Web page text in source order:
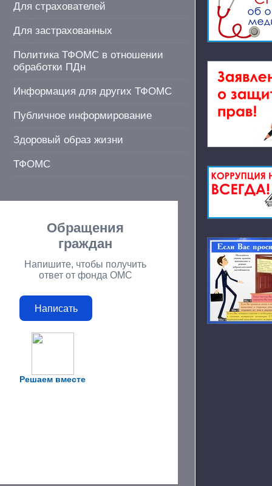
Для страхователей
Для застрахованных
Политика ТФОМС в отношении
обработки ПДн
Информация для других ТФОМС
Публичное информирование
Здоровый образ жизни
ТФОМС
Решаем вместе
Обращения
граждан
Напишите, чтобы получить
ответ от фонда ОМС
Написать